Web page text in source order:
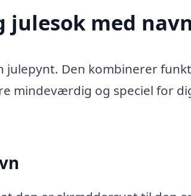
julesok med
Den kombinerer
mindeværdig og speciel for